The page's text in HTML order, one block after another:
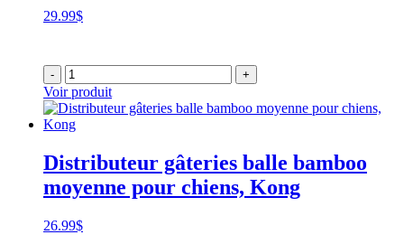
29.99$
- +
Voir produit
Distributeur gâteries balle bamboo
moyenne pour chiens, Kong
26.99$